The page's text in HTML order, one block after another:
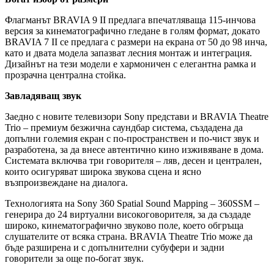
Флагманът BRAVIA 9 II предлага впечатляваща 115-инчова
версия за кинематографично гледане в голям формат, докато
BRAVIA 7 II се предлага с размери на екрана от 50 до 98 инча,
като и двата модела запазват лесния монтаж и интеграция.
Дизайнът на тези модели е хармоничен с елегантна рамка и
прозрачна централна стойка.
Завладяващ звук
Заедно с новите телевизори Sony представи и BRAVIA Theatre
Trio – премиум безжична саундбар система, създадена да
допълни големия екран с по-пространствен и по-чист звук и
разработена, за да внесе автентично кино изживяване в дома.
Системата включва три говорителя – ляв, десен и централен,
които осигуряват широка звукова сцена и ясно
възпроизвеждане на диалога.
Технологията на Sony 360 Spatial Sound Mapping – 360SSM –
генерира до 24 виртуални високоговорителя, за да създаде
широко, кинематографично звуково поле, което обгръща
слушателите от всяка страна. BRAVIA Theatre Trio може да
бъде разширена и с допълнителни субуфери и задни
говорители за още по-богат звук.